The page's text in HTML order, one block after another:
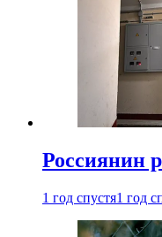
Россиянин
1 год спустя1 год